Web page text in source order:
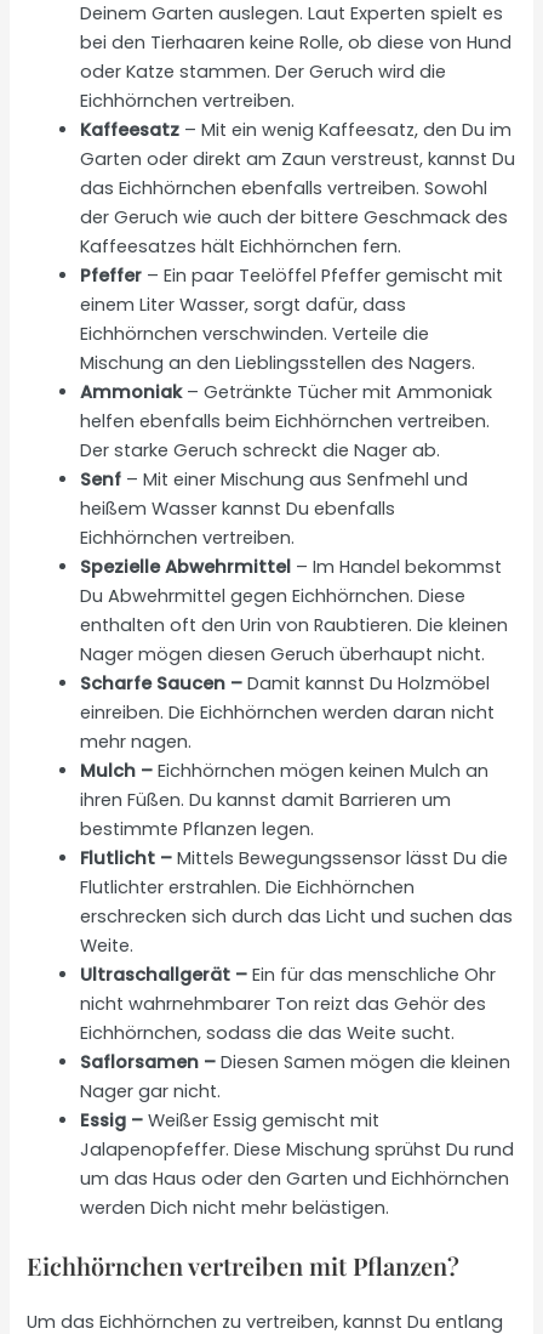
Deinem Garten auslegen. Laut Experten spielt es
bei den Tierhaaren keine Rolle, ob diese von Hund
oder Katze stammen. Der Geruch wird die
Eichhörnchen vertreiben.
Kaffeesatz – Mit ein wenig Kaffeesatz, den Du im
Garten oder direkt am Zaun verstreust, kannst Du
das Eichhörnchen ebenfalls vertreiben. Sowohl
der Geruch wie auch der bittere Geschmack des
Kaffeesatzes hält Eichhörnchen fern.
Pfeffer – Ein paar Teelöffel Pfeffer gemischt mit
einem Liter Wasser, sorgt dafür, dass
Eichhörnchen verschwinden. Verteile die
Mischung an den Lieblingsstellen des Nagers.
Ammoniak– Getränkte Tücher mit Ammoniak
helfen ebenfalls beim Eichhörnchen vertreiben.
Der starke Geruch schreckt die Nager ab.
Senf – Mit einer Mischung aus Senfmehl und
heißem Wasser kannst Du ebenfalls
Eichhörnchen vertreiben.
Spezielle Abwehrmittel – Im Handel bekommst
Du Abwehrmittel gegen Eichhörnchen. Diese
enthalten oft den Urin von Raubtieren. Die kleinen
Nager mögen diesen Geruch überhaupt nicht.
Scharfe Saucen –Damit kannst Du Holzmöbel
einreiben. Die Eichhörnchen werden daran nicht
mehr nagen.
Mulch – Eichhörnchen mögen keinen Mulch an
ihren Füßen. Du kannst damit Barrieren um
bestimmte Pflanzen legen.
Flutlicht – Mittels Bewegungssensor lässt Du die
Flutlichter erstrahlen. Die Eichhörnchen
erschrecken sich durch das Licht und suchen das
Weite.
Ultraschallgerät – Ein für das menschliche Ohr
nicht wahrnehmbarer Ton reizt das Gehör des
Eichhörnchen, sodass die das Weite sucht.
Saflorsamen – Diesen Samen mögen die kleinen
Nager gar nicht.
Essig – Weißer Essig gemischt mit
Jalapenopfeffer. Diese Mischung sprühst Du rund
um das Haus oder den Garten und Eichhörnchen
werden Dich nicht mehr belästigen.
Eichhörnchen vertreiben mit Pflanzen?
Um das Eichhörnchen zu vertreiben, kannst Du entlang